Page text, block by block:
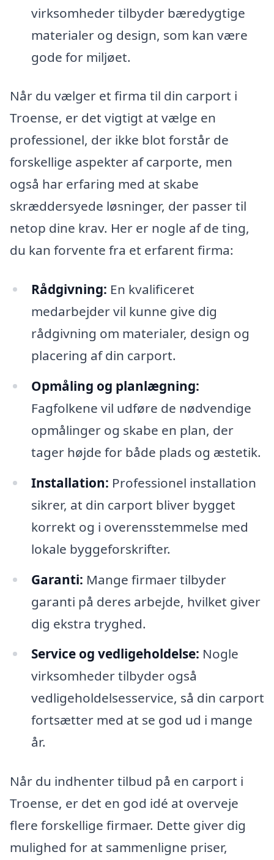
virksomheder tilbyder bæredygtige
materialer og design, som kan være
gode for miljøet.
Når du vælger et firma til din carport i
Troense, er det vigtigt at vælge en
professionel, der ikke blot forstår de
forskellige aspekter af carporte, men
også har erfaring med at skabe
skræddersyede løsninger, der passer til
netop dine krav. Her er nogle af de ting,
du kan forvente fra et erfarent firma:
Rådgivning: En kvalificeret
medarbejder vil kunne give dig
rådgivning om materialer, design og
placering af din carport.
Opmåling og planlægning:
Fagfolkene vil udføre de nødvendige
opmålinger og skabe en plan, der
tager højde for både plads og æstetik.
Installation: Professionel installation
sikrer, at din carport bliver bygget
korrekt og i overensstemmelse med
lokale byggeforskrifter.
Garanti: Mange firmaer tilbyder
garanti på deres arbejde, hvilket giver
dig ekstra tryghed.
Service og vedligeholdelse: Nogle
virksomheder tilbyder også
vedligeholdelsesservice, så din carport
fortsætter med at se god ud i mange
år.
Når du indhenter tilbud på en carport i
Troense, er det en god idé at overveje
flere forskellige firmaer. Dette giver dig
mulighed for at sammenligne priser,